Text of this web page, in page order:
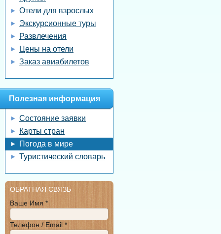
Отели для взрослых
Экскурсионные туры
Развлечения
Цены на отели
Заказ авиабилетов
Полезная информация
Состояние заявки
Карты стран
Погода в мире
Туристический словарь
ОБРАТНАЯ СВЯЗЬ
Ваше Имя *
Телефон / Email *